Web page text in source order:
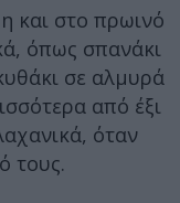
και στο πρωινό
όπως σπανάκι
σε αλμυρά
από έξι
όταν
τους.